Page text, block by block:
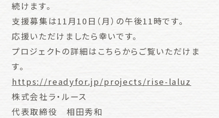
続けます。
支援募集は11月10日（月）の午後11時です。
応援いただけましたら幸いです。
プロジェクトの詳細はこちらからご覧いただけま
す。
https://readyfor.jp/projects/rise-laluz
株式会社ラ・ルース
代表取締役 相田秀和